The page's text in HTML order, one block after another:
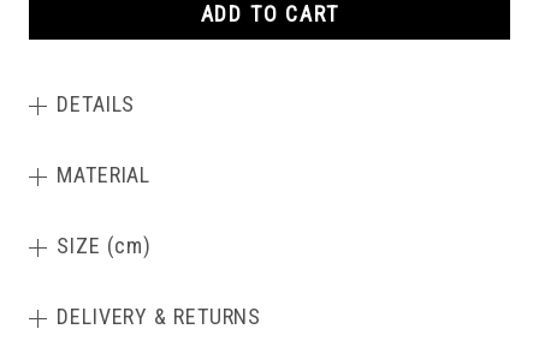
ADD TO CART
DETAILS
MATERIAL
SIZE (cm)
DELIVERY & RETURNS